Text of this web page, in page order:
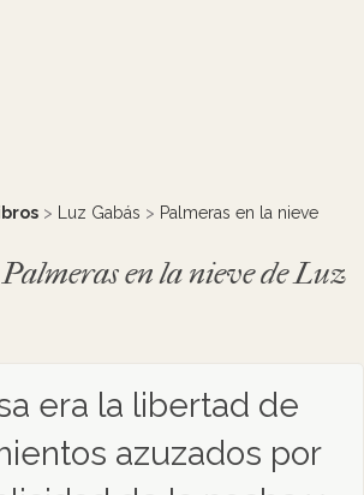
> Luz Gabás > Palmeras en la nieve
en la nieve de Luz
era la libertad de
azuzados por